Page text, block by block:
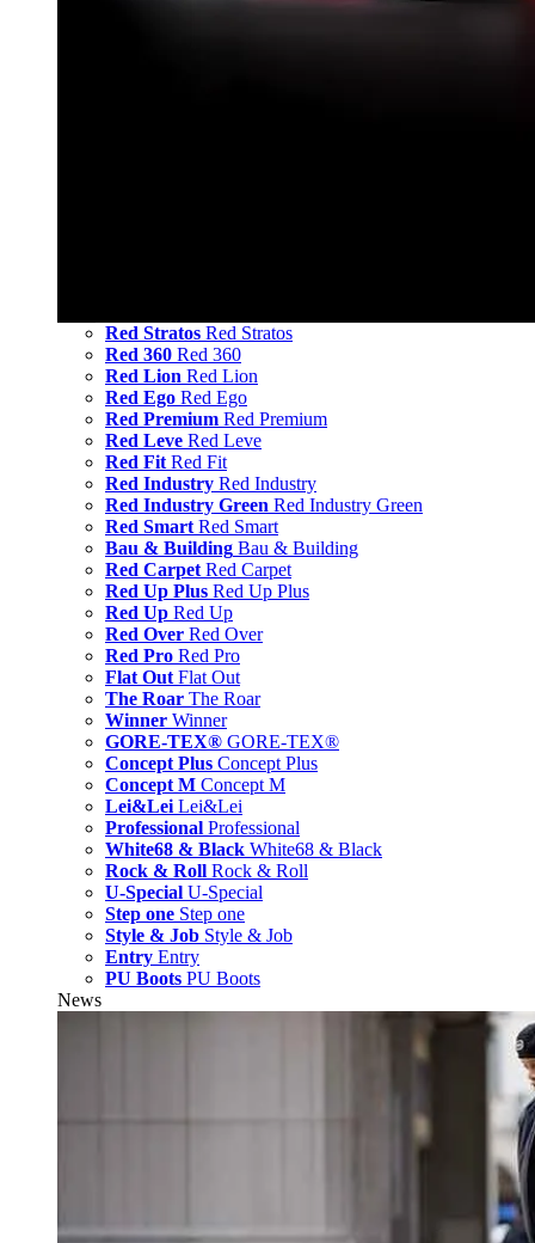
Red Stratos Red Stratos
Red 360 Red 360
Red Lion Red Lion
Red Ego Red Ego
Red Premium Red Premium
Red Leve Red Leve
Red Fit Red Fit
Red Industry Red Industry
Red Industry Green Red Industry Green
Red Smart Red Smart
Bau & Building Bau & Building
Red Carpet Red Carpet
Red Up Plus Red Up Plus
Red Up Red Up
Red Over Red Over
Red Pro Red Pro
Flat Out Flat Out
The Roar The Roar
Winner Winner
GORE-TEX® GORE-TEX®
Concept Plus Concept Plus
Concept M Concept M
Lei&Lei Lei&Lei
Professional Professional
White68 & Black White68 & Black
Rock & Roll Rock & Roll
U-Special U-Special
Step one Step one
Style & Job Style & Job
Entry Entry
PU Boots PU Boots
News